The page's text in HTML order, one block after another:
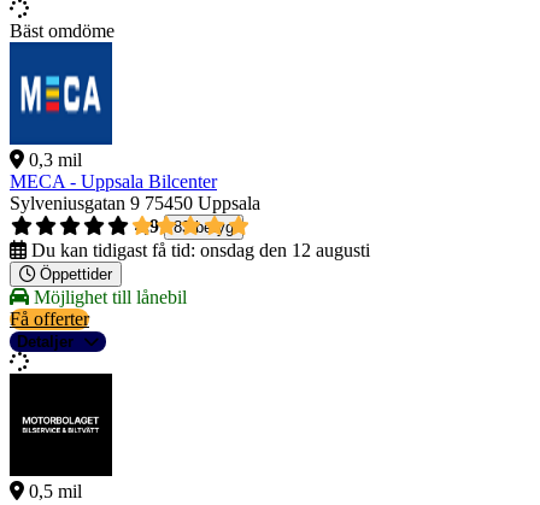
Bäst omdöme
0,3 mil
MECA - Uppsala Bilcenter
Sylveniusgatan 9 75450 Uppsala
4,9
83 betyg
Du kan tidigast få tid: onsdag den 12 augusti
Öppettider
Möjlighet till lånebil
Få offerter
Detaljer
0,5 mil